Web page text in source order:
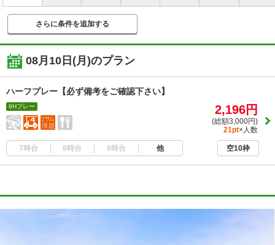
さらに条件を追加する
08月10日(月)のプラン
ハーフプレー【必ず備考をご確認下さい】
9Hプレー 2,196円
(総額3,000円)
21pt×人数
7時台 8時台 9時台 他 空10枠